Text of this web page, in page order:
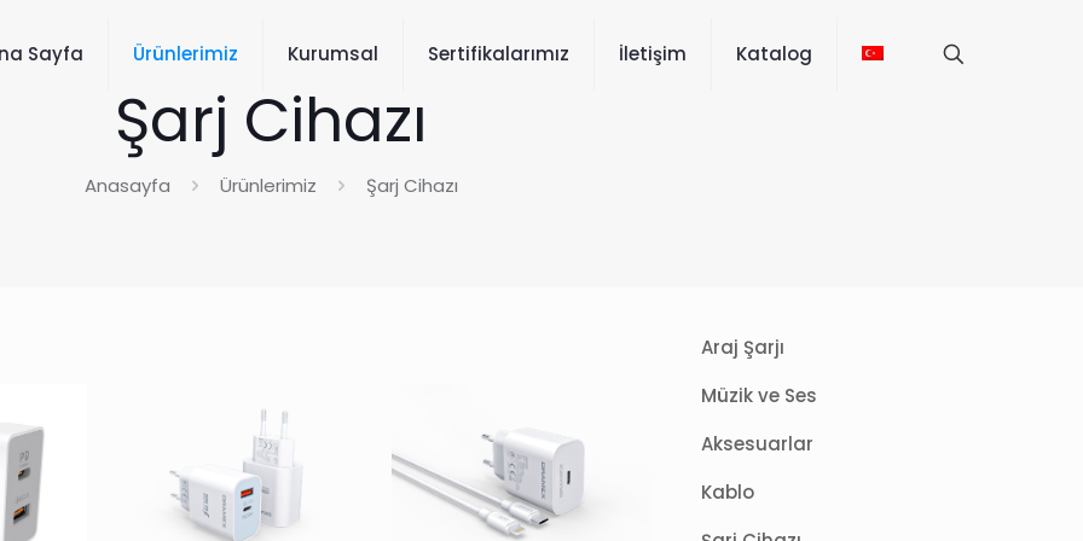
Sayfa Ürünlerimiz Kurumsal Sertifikalarımız İletişim Katalog
Şarj Cihazı
Anasayfa Ürünlerimiz Şarj Cihazı
Araj Şarjı
Müzik ve Ses
Aksesuarlar
Kablo